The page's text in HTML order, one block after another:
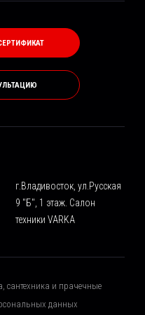
г.Владивосток, ул.Русская
9 "Б", 1 этаж. Салон
техники VARKA
сантехника и прачечные
данных